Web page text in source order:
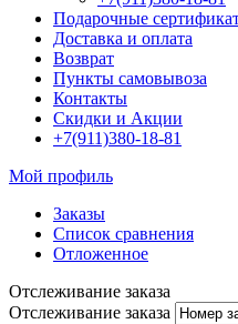
Подарочные
Доставка и оплата
Возврат
Пункты самовывоза
Контакты
Скидки и Акции
+7(911)380-18-81
Мой профиль
Заказы
Список сравнения
Отложенное
Отслеживание заказа
Отслеживание заказа